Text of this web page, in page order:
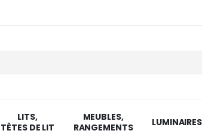
LITS,
TÊTES DE LIT
MEUBLES,
RANGEMENTS
LUMINAIRES